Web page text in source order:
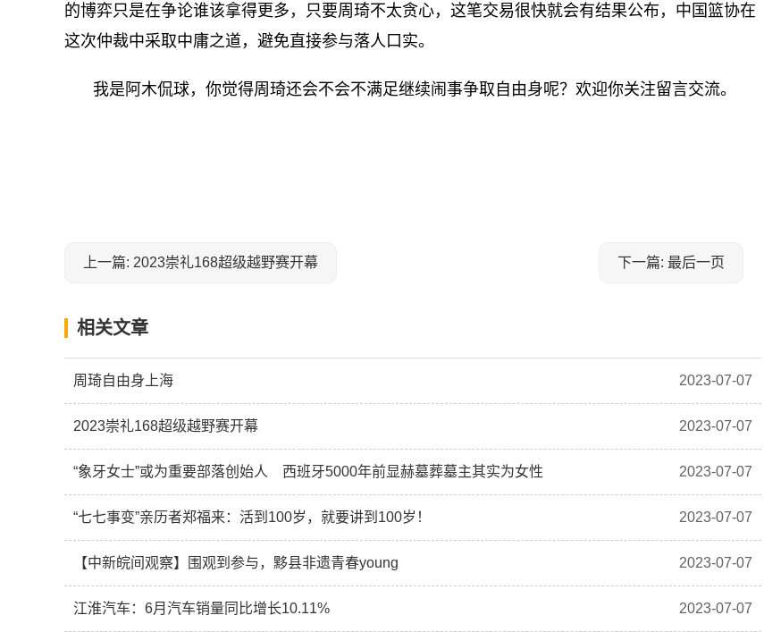
的博弈只是在争论谁该拿得更多，只要周琦不太贪心，这笔交易很快就会有结果公布，中国篮协在
这次仲裁中采取中庸之道，避免直接参与落人口实。
我是阿木侃球，你觉得周琦还会不会不满足继续闹事争取自由身呢？欢迎你关注留言交流。
上一篇: 2023崇礼168超级越野赛开幕 下一篇: 最后一页
相关文章
周琦自由身上海 2023-07-07
2023崇礼168超级越野赛开幕 2023-07-07
“象牙女士”或为重要部落创始人 西班牙5000年前显赫墓葬墓主其实为女性 2023-07-07
“七七事变”亲历者郑福来：活到100岁，就要讲到100岁！ 2023-07-07
【中新皖间观察】围观到参与，黟县非遗青春young 2023-07-07
江淮汽车：6月汽车销量同比增长10.11% 2023-07-07